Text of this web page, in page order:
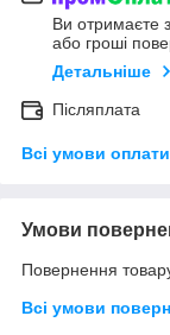
Ви отримаєте
або гроші
Детальніше
Післяплата
Всі умови оплати
Умови
Повернення
Всі умови